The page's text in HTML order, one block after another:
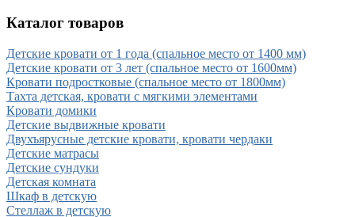
Каталог товаров
Детские кровати от 1 года (спальное место от 1400 мм)
Детские кровати от 3 лет (спальное место от 1600мм)
Кровати подростковые (спальное место от 1800мм)
Тахта детская, кровати с мягкими элементами
Кровати домики
Детские выдвижные кровати
Двухъярусные детские кровати, кровати чердаки
Детские матрасы
Детские сундуки
Детская комната
Шкаф в детскую
Стеллаж в детскую